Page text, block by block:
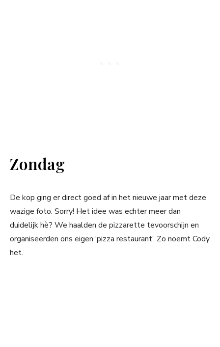
Zondag
De kop ging er direct goed af in het nieuwe jaar met deze
wazige foto. Sorry! Het idee was echter meer dan
duidelijk hè? We haalden de pizzarette tevoorschijn en
organiseerden ons eigen ‘pizza restaurant’. Zo noemt Cody
het.